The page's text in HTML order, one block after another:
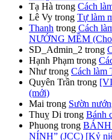
Tạ Hà trong Cách
Lê Vy trong Tự làm
Thanh trong Cách
NƯỚNG MỀM
SD_Admin_2 trong
Hạnh Phạm trong
Như trong Cách
Quyên Trần trong
(mới)
Mai trong Sườn
Thuỵ Di trong Bánh
Phuong trong
NÍNH” (JCC) [Kỷ